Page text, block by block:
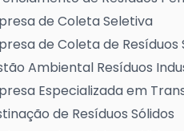
de Coleta Seletiva
de Coleta de Resíduos
Ambiental Resíduos
Especializada em
de Resíduos Sólidos